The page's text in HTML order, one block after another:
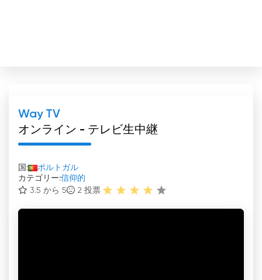
Way TV
オンライン - テレビ生中継
国:
ポルトガル
カテゴリー:信仰的
3.5 から 5
2 投票